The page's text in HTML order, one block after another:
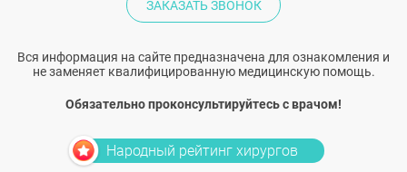
ЗАКАЗАТЬ ЗВОНОК
Вся информация на сайте предназначена для ознакомления и
не заменяет квалифицированную медицинскую помощь.
Обязательно проконсультируйтесь с врачом!
Народный рейтинг хирургов